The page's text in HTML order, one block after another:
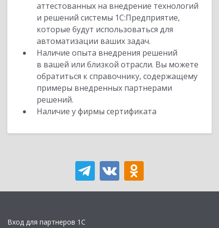
аттестованных на внедрение технологий
и решений системы 1С:Предприятие,
которые будут использоваться для
автоматизации ваших задач.
Наличие опыта внедрения решений
в вашей или близкой отрасли. Вы можете
обратиться к справочнику, содержащему
примеры внедренных партнерами
решений.
Наличие у фирмы сертификата
Вход для партнеров 1С